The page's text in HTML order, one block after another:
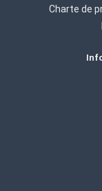
Charte de